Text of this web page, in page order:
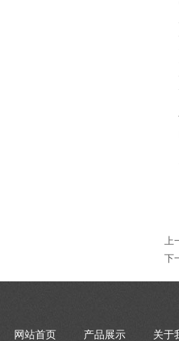
上
下
网站首页 产品展示 关于